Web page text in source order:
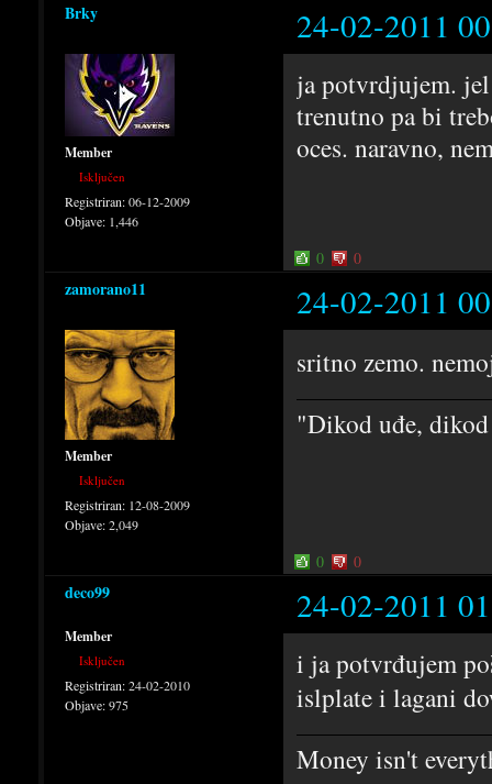
Brky 24-02-2011
Member
Isključen
Registriran:06-12-2009
Objave: 1,446
ja potvrdjujem. jel
trenutno pa bi
oces. naravno,
0 0
zamorano11 24-02-2011
Member
Isključen
Registriran: 12-08-2009
Objave:2,049
sritno zemo.
"Dikod uđe,
0 0
deco99 24-02-2011
Member
Isključen
Registriran:24-02-2010
Objave:975
i ja potvrđujem
islplate i lagani
Money isn't